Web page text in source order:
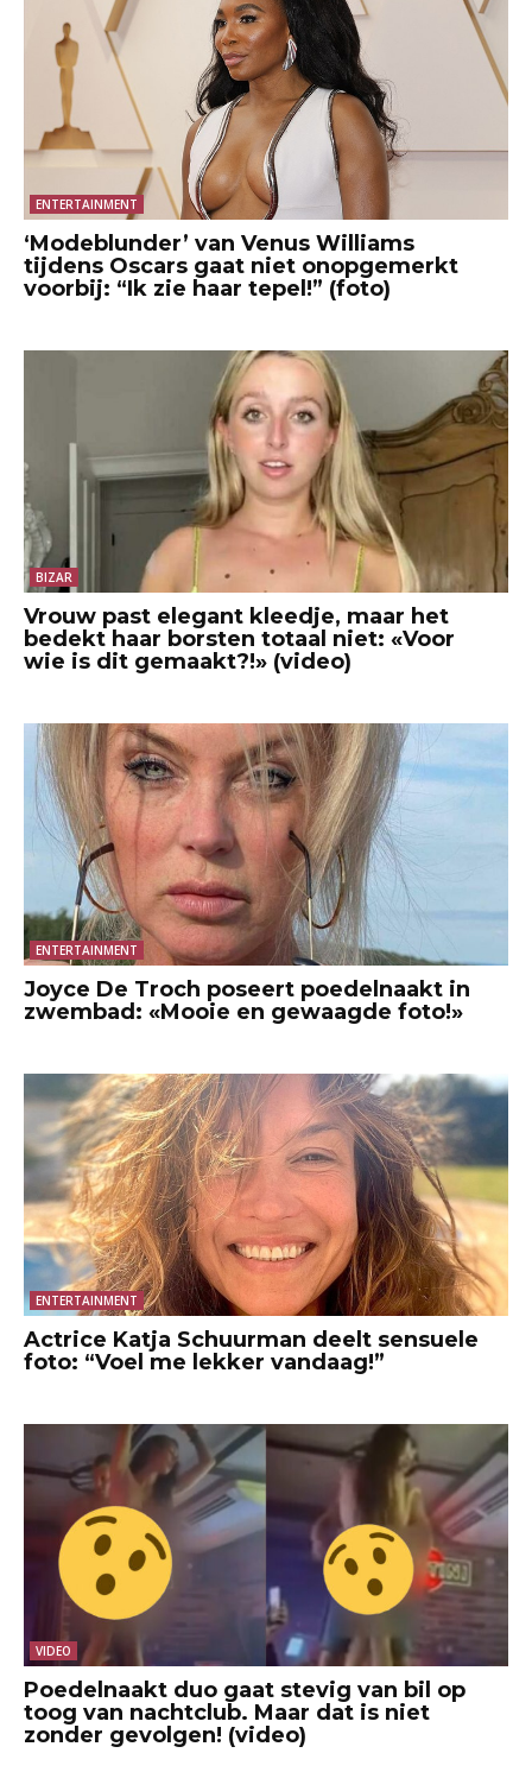
ENTERTAINMENT
‘Modeblunder’ van Venus Williams
tijdens Oscars gaat niet onopgemerkt
voorbij: “Ik zie haar tepel!” (foto)
BIZAR
Vrouw past elegant kleedje, maar het
bedekt haar borsten totaal niet: «Voor
wie is dit gemaakt?!» (video)
ENTERTAINMENT
Joyce De Troch poseert poedelnaakt in
zwembad: «Mooie en gewaagde foto!»
ENTERTAINMENT
Actrice Katja Schuurman deelt sensuele
foto: “Voel me lekker vandaag!”
VIDEO
Poedelnaakt duo gaat stevig van bil op
toog van nachtclub. Maar dat is niet
zonder gevolgen! (video)